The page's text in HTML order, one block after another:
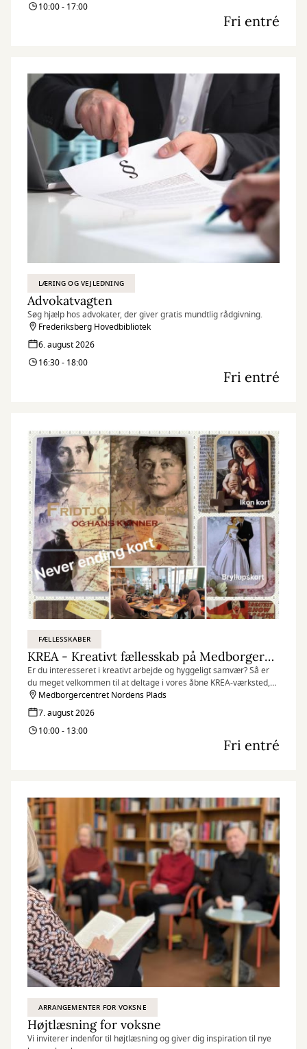
10:00 - 17:00
Fri entré
LÆRING OG VEJLEDNING
Advokatvagten
Søg hjælp hos advokater, der giver gratis mundtlig rådgivning.
Frederiksberg Hovedbibliotek
6. august 2026
16:30 - 18:00
Fri entré
FÆLLESSKABER
KREA - Kreativt fællesskab på Medborgercentret
Er du interesseret i kreativt arbejde og hyggeligt samvær? Så er
du meget velkommen til at deltage i vores åbne KREA-værksted,
som finder sted hver fredag på Medborgercentret Nordens Plads.
Medborgercentret Nordens Plads
7. august 2026
10:00 - 13:00
Fri entré
ARRANGEMENTER FOR VOKSNE
Højtlæsning for voksne
Vi inviterer indenfor til højtlæsning og giver dig inspiration til nye